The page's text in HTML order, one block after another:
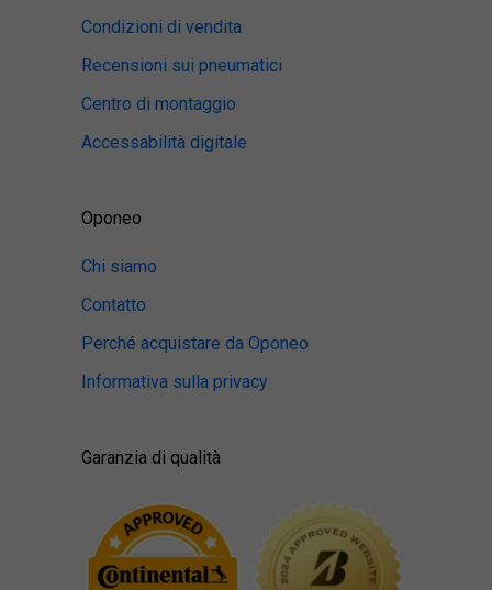
Condizioni di vendita
Recensioni sui pneumatici
Centro di montaggio
Accessabilità digitale
Oponeo
Chi siamo
Contatto
Perché acquistare da Oponeo
Informativa sulla privacy
Garanzia di qualità